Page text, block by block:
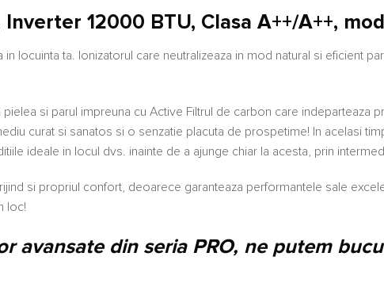
12000 BTU, Clasa A++/A++,
locuinta ta. Ionizatorul care neutralizeaza in mod natural si eficient
si parul impreuna cu Active Filtrul de carbon care indeparteaza
curat si sanatos si o senzatie placuta de prospetime! In acelasi
ideale in locul dvs. inainte de a ajunge chiar la acesta, prin
si propriul confort, deoarece garanteaza performantele sale
loc!
avansate din seria PRO, ne putem